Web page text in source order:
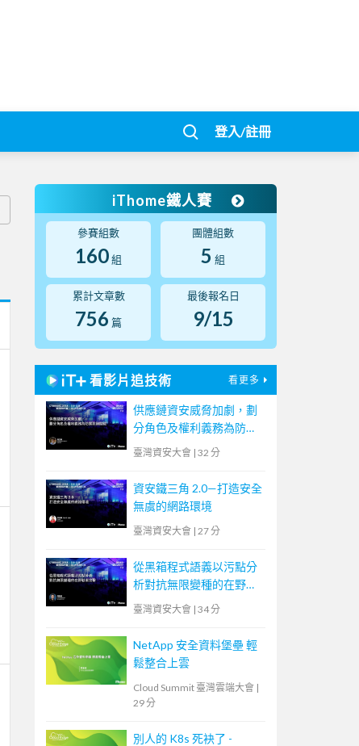
登入/註冊
iThome鐵人賽
參賽組數
160組
團體組數
5 組
累計文章數
756 篇
最後報名日
9/15
看影片追技術 看更多
供應鏈資安威脅加劇，劃
分角色及權利義務為防禦
致勝關鍵
臺灣資安大會 | 32 分
資安鐵三角 2.0—打造安全
無虞的網路環境
臺灣資安大會 | 27 分
從黑箱程式語義以污點分
析對抗無限變種的在野勒
索攻擊
臺灣資安大會 | 34 分
NetApp 安全資料堡壘 輕
鬆整合上雲
Cloud Summit 臺灣雲端大會 |
29 分
別人的 K8s 死袂了 -